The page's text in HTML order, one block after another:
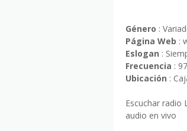
Género :
Página Web :
Eslogan :
Frecuencia :
Ubicación :
Escuchar radio
audio en vivo